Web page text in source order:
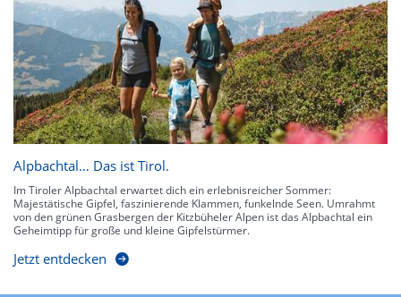
Alpbachtal… Das ist Tirol.
Im Tiroler Alpbachtal erwartet dich ein erlebnisreicher Sommer:
Majestätische Gipfel, faszinierende Klammen, funkelnde Seen. Umrahmt
von den grünen Grasbergen der Kitzbüheler Alpen ist das Alpbachtal ein
Geheimtipp für große und kleine Gipfelstürmer.
Jetzt entdecken